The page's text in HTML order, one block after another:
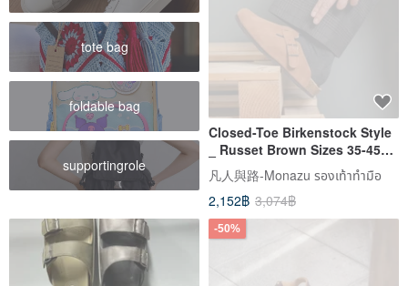
tote bag
foldable bag
supportingrole
Closed-Toe Birkenstock Style
_ Russet Brown Sizes 35-45
(Men's Listing)
凡人與路-Monazu รองเท้าทำมือ
2,152฿ 3,074฿
-50%